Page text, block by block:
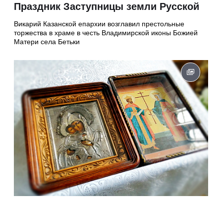
Праздник Заступницы земли Русской
Викарий Казанской епархии возглавил престольные
торжества в храме в честь Владимирской иконы Божией
Матери села Бетьки